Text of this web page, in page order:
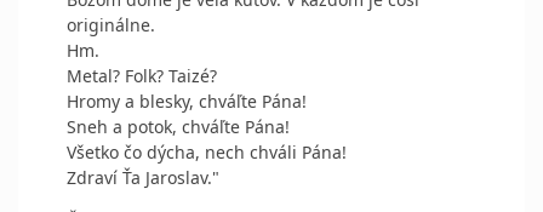
originálne.
Hm.
Metal? Folk? Taizé?
Hromy a blesky, chváľte Pána!
Sneh a potok, chváľte Pána!
Všetko čo dýcha, nech chváli Pána!
Zdraví Ťa Jaroslav."